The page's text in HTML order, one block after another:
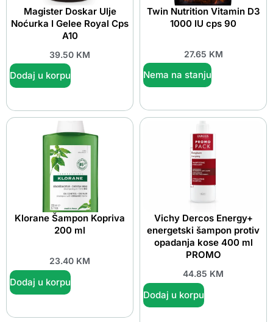
Magister Doskar Ulje
Noćurka I Gelee Royal Cps
A10
39.50 KM
Dodaj u korpu
Twin Nutrition Vitamin D3
1000 IU cps 90
27.65 KM
Nema na stanju
Klorane Šampon Kopriva
200 ml
23.40 KM
Dodaj u korpu
Vichy Dercos Energy+
energetski šampon protiv
opadanja kose 400 ml
PROMO
44.85 KM
Dodaj u korpu